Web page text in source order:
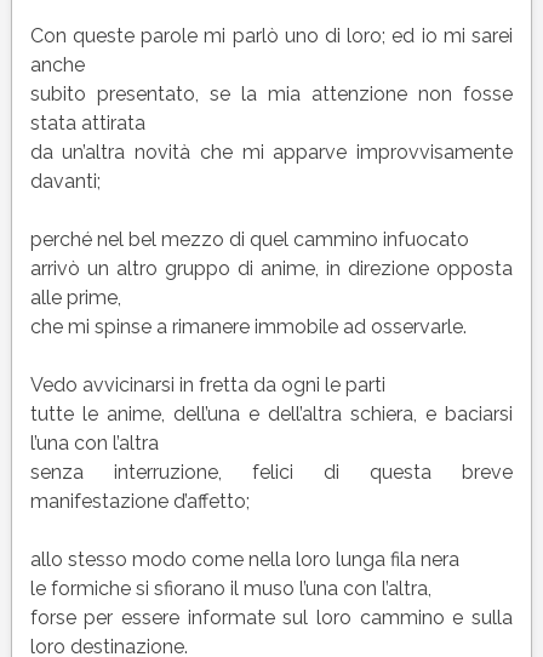
Con queste parole mi parlò uno di loro; ed io mi sarei
anche
subito presentato, se la mia attenzione non fosse
stata attirata
da un’altra novità che mi apparve improvvisamente
davanti;
perché nel bel mezzo di quel cammino infuocato
arrivò un altro gruppo di anime, in direzione opposta
alle prime,
che mi spinse a rimanere immobile ad osservarle.
Vedo avvicinarsi in fretta da ogni le parti
tutte le anime, dell’una e dell’altra schiera, e baciarsi
l’una con l’altra
senza interruzione, felici di questa breve
manifestazione d’affetto;
allo stesso modo come nella loro lunga fila nera
le formiche si sfiorano il muso l’una con l’altra,
forse per essere informate sul loro cammino e sulla
loro destinazione.